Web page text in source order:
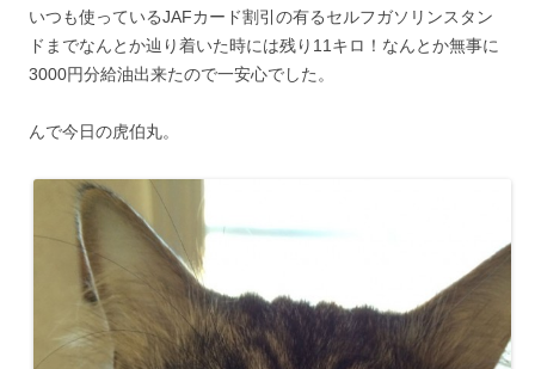
いつも使っているJAFカード割引の有るセルフガソリンスタン
ドまでなんとか辿り着いた時には残り11キロ！なんとか無事に
3000円分給油出来たので一安心でした。
んで今日の虎伯丸。